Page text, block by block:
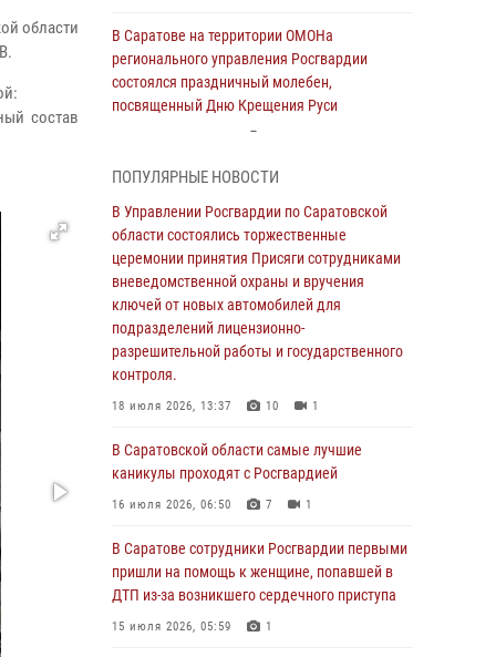
области
состав
В Саратове на территории ОМОНа
регионального управления Росгвардии
состоялся праздничный молебен,
посвященный Дню Крещения Руси
В Саратовской области сотрудники
Росгвардии помогли вернуться домой
потерявшейся пенсионерке
21 июля 2026, 10:38
В Управлении Росгвардии по Саратовской
области состоялись торжественные
церемонии принятия Присяги сотрудниками
вневедомственной охраны и вручения
ключей от новых автомобилей для
разрешительной работы и государственного
18 июля 2026, 13:37 10 1
В Саратовской области самые лучшие
16 июля 2026, 06:50 7 1
ПОПУЛЯРНЫЕ НОВОСТИ
В Управлении Росгвардии по Саратовской
области состоялись торжественные
церемонии принятия Присяги сотрудниками
вневедомственной охраны и вручения
ключей от новых автомобилей для
подразделений лицензионно-
разрешительной работы и государственного
контроля.
18 июля 2026, 13:37 10 1
В Саратовской области самые лучшие
каникулы проходят с Росгвардией
16 июля 2026, 06:50 7 1
В Саратове сотрудники Росгвардии первыми
пришли на помощь к женщине, попавшей в
ДТП из-за возникшего сердечного приступа
15 июля 2026, 05:59 1